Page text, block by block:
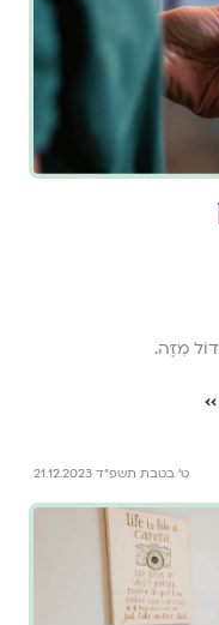
מִזֶּה.
ט׳ בטבת תשפ״ד 21.12.2023